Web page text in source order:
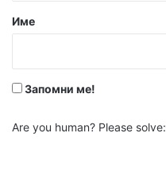
р
Име
Запомни ме!
Are you human? Please solve: